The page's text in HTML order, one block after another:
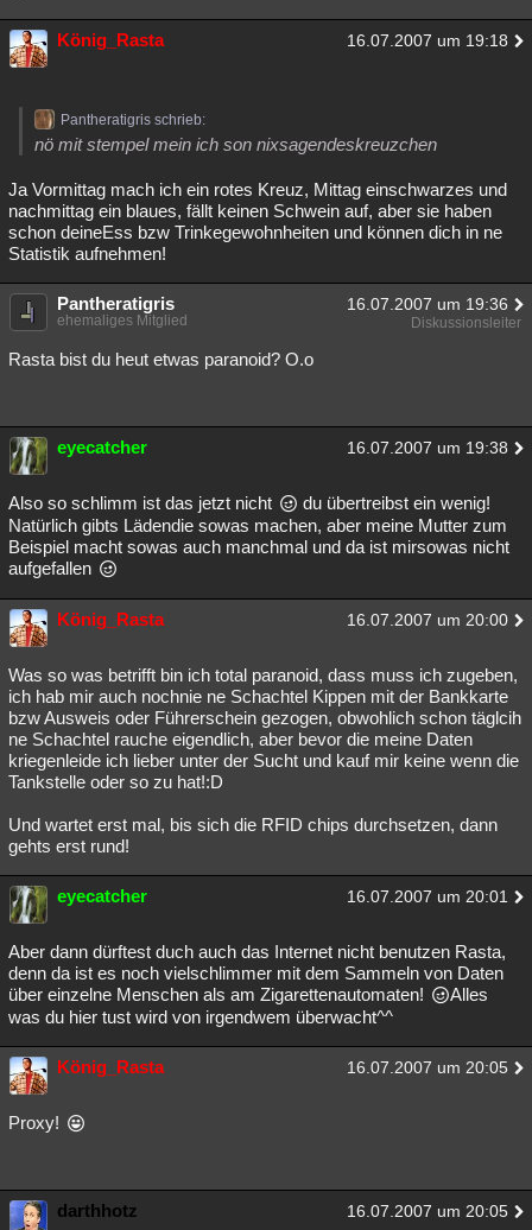
König_Rasta 16.07.2007 um 19:18
Pantheratigris schrieb:
nö mit stempel mein ich son nixsagendeskreuzchen
Ja Vormittag mach ich ein rotes Kreuz, Mittag einschwarzes und
nachmittag ein blaues, fällt keinen Schwein auf, aber sie haben
schon deineEss bzw Trinkegewohnheiten und können dich in ne
Statistik aufnehmen!
Pantheratigris 16.07.2007 um 19:36
ehemaliges Mitglied Diskussionsleiter
Rasta bist du heut etwas paranoid? O.o
eyecatcher 16.07.2007 um 19:38
Also so schlimm ist das jetzt nicht
du übertreibst ein wenig!
Natürlich gibts Lädendie sowas machen, aber meine Mutter zum
Beispiel macht sowas auch manchmal und da ist mirsowas nicht
aufgefallen
König_Rasta 16.07.2007 um 20:00
Was so was betrifft bin ich total paranoid, dass muss ich zugeben,
ich hab mir auch nochnie ne Schachtel Kippen mit der Bankkarte
bzw Ausweis oder Führerschein gezogen, obwohlich schon täglcih
ne Schachtel rauche eigendlich, aber bevor die meine Daten
kriegenleide ich lieber unter der Sucht und kauf mir keine wenn die
Tankstelle oder so zu hat!:D
Und wartet erst mal, bis sich die RFID chips durchsetzen, dann
gehts erst rund!
eyecatcher 16.07.2007 um 20:01
Aber dann dürftest duch auch das Internet nicht benutzen Rasta,
denn da ist es noch vielschlimmer mit dem Sammeln von Daten
über einzelne Menschen als am Zigarettenautomaten!
Alles
was du hier tust wird von irgendwem überwacht^^
König_Rasta 16.07.2007 um 20:05
Proxy!
darthhotz 16.07.2007 um 20:05